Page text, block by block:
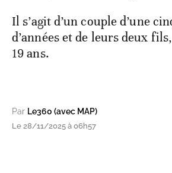
Il s’agit d’un couple d’une
d’années et de leurs deux
19 ans.
Par Le360 (avec MAP)
Le 28/11/2025 à 06h57